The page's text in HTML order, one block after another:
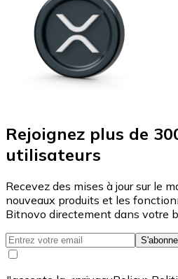
Rejoignez plus de
utilisateurs
Recevez des mises à jour sur le
nouveaux produits et les
Bitnovo directement dans votre